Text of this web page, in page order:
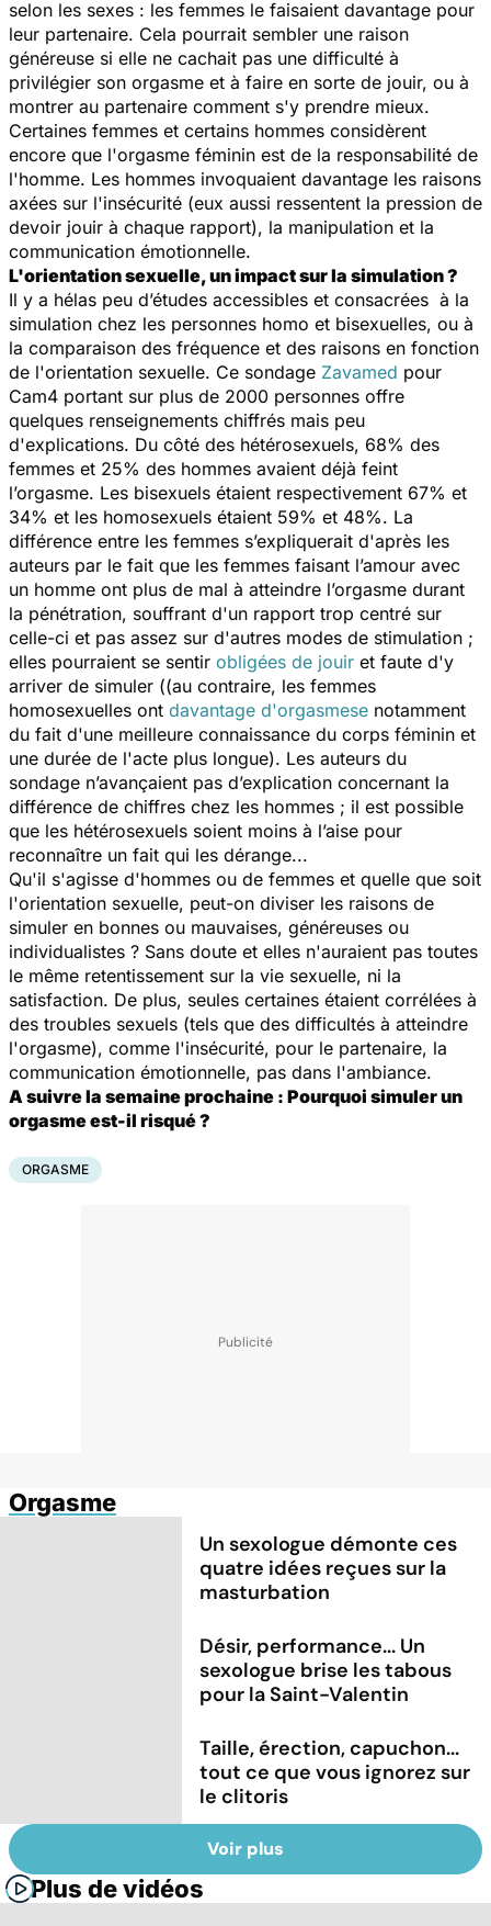
selon les sexes : les femmes le faisaient davantage pour
leur partenaire. Cela pourrait sembler une raison
généreuse si elle ne cachait pas une difficulté à
privilégier son orgasme et à faire en sorte de jouir, ou à
montrer au partenaire comment s'y prendre mieux.
Certaines femmes et certains hommes considèrent
encore que l'orgasme féminin est de la responsabilité de
l'homme. Les hommes invoquaient davantage les raisons
axées sur l'insécurité (eux aussi ressentent la pression de
devoir jouir à chaque rapport), la manipulation et la
communication émotionnelle.
L'orientation sexuelle, un impact sur la simulation ?
Il y a hélas peu d’études accessibles et consacrées à la
simulation chez les personnes homo et bisexuelles, ou à
la comparaison des fréquence et des raisons en fonction
de l'orientation sexuelle. Ce sondage Zavamed pour
Cam4 portant sur plus de 2000 personnes offre
quelques renseignements chiffrés mais peu
d'explications. Du côté des hétérosexuels, 68% des
femmes et 25% des hommes avaient déjà feint
l’orgasme. Les bisexuels étaient respectivement 67% et
34% et les homosexuels étaient 59% et 48%. La
différence entre les femmes s’expliquerait d'après les
auteurs par le fait que les femmes faisant l’amour avec
un homme ont plus de mal à atteindre l’orgasme durant
la pénétration, souffrant d'un rapport trop centré sur
celle-ci et pas assez sur d'autres modes de stimulation ;
elles pourraient se sentir obligées de jouir et faute d'y
arriver de simuler ((au contraire, les femmes
homosexuelles ont davantage d'orgasmese notamment
du fait d'une meilleure connaissance du corps féminin et
une durée de l'acte plus longue). Les auteurs du
sondage n’avançaient pas d’explication concernant la
différence de chiffres chez les hommes ; il est possible
que les hétérosexuels soient moins à l’aise pour
reconnaître un fait qui les dérange...
Qu'il s'agisse d'hommes ou de femmes et quelle que soit
l'orientation sexuelle, peut-on diviser les raisons de
simuler en bonnes ou mauvaises, généreuses ou
individualistes ? Sans doute et elles n'auraient pas toutes
le même retentissement sur la vie sexuelle, ni la
satisfaction. De plus, seules certaines étaient corrélées à
des troubles sexuels (tels que des difficultés à atteindre
l'orgasme), comme l'insécurité, pour le partenaire, la
communication émotionnelle, pas dans l'ambiance.
A suivre la semaine prochaine : Pourquoi simuler un
orgasme est-il risqué ?
ORGASME
Orgasme
Un sexologue démonte ces
quatre idées reçues sur la
masturbation
Désir, performance... Un
sexologue brise les tabous
pour la Saint-Valentin
Taille, érection, capuchon...
tout ce que vous ignorez sur
le clitoris
Voir plus
Plus de vidéos